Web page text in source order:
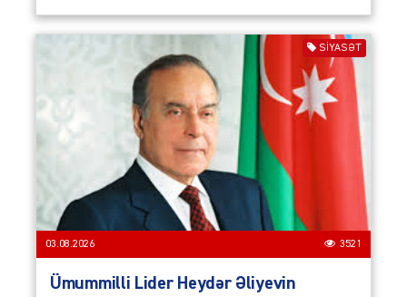
SIYASƏT
03.08.2026 3521
Ümummilli Lider Heydər Əliyevin